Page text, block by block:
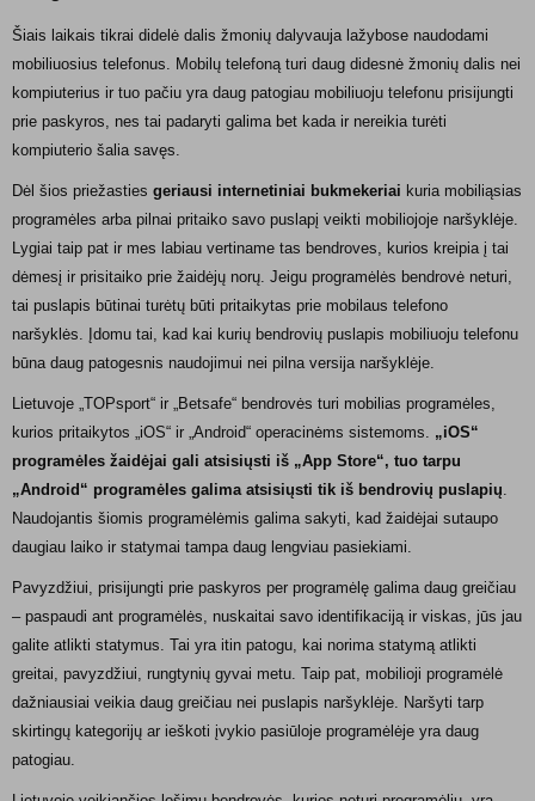
Šiais laikais tikrai didelė dalis žmonių dalyvauja lažybose naudodami
mobiliuosius telefonus. Mobilų telefoną turi daug didesnė žmonių dalis nei
kompiuterius ir tuo pačiu yra daug patogiau mobiliuoju telefonu prisijungti
prie paskyros, nes tai padaryti galima bet kada ir nereikia turėti
kompiuterio šalia savęs.
Dėl šios priežasties geriausi internetiniai bukmekeriai kuria mobiliąsias
programėles arba pilnai pritaiko savo puslapį veikti mobiliojoje naršyklėje.
Lygiai taip pat ir mes labiau vertiname tas bendroves, kurios kreipia į tai
dėmesį ir prisitaiko prie žaidėjų norų. Jeigu programėlės bendrovė neturi,
tai puslapis būtinai turėtų būti pritaikytas prie mobilaus telefono
naršyklės. Įdomu tai, kad kai kurių bendrovių puslapis mobiliuoju telefonu
būna daug patogesnis naudojimui nei pilna versija naršyklėje.
Lietuvoje „TOPsport“ ir „Betsafe“ bendrovės turi mobilias programėles,
kurios pritaikytos „iOS“ ir „Android“ operacinėms sistemoms. „iOS“
programėles žaidėjai gali atsisiųsti iš „App Store“, tuo tarpu
„Android“ programėles galima atsisiųsti tik iš bendrovių puslapių
Naudojantis šiomis programėlėmis galima sakyti, kad žaidėjai sutaupo
daugiau laiko ir statymai tampa daug lengviau pasiekiami.
Pavyzdžiui, prisijungti prie paskyros per programėlę galima daug greičiau
– paspaudi ant programėlės, nuskaitai savo identifikaciją ir viskas, jūs jau
galite atlikti statymus. Tai yra itin patogu, kai norima statymą atlikti
greitai, pavyzdžiui, rungtynių gyvai metu. Taip pat, mobilioji programėlė
dažniausiai veikia daug greičiau nei puslapis naršyklėje. Naršyti tarp
skirtingų kategorijų ar ieškoti įvykio pasiūloje programėlėje yra daug
patogiau.